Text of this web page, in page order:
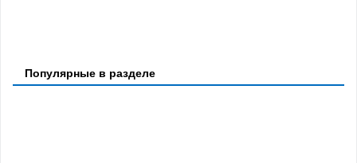
Популярные в разделе